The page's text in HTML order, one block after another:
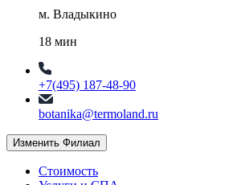
м. Владыкино
18 мин
+7(495) 187-48-90
botanika@termoland.ru
Изменить Филиал
Стоимость